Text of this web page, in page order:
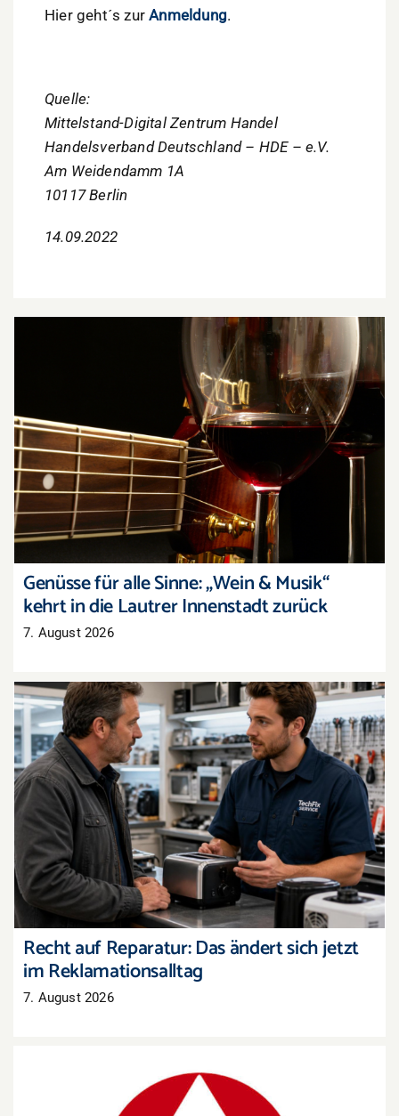
Hier geht´s zurAnmeldung.
Quelle:
Mittelstand-Digital Zentrum Handel
Handelsverband Deutschland – HDE – e.V.
Am Weidendamm 1A
10117 Berlin
14.09.2022
Genüsse für alle Sinne: „Wein & Musik“ kehrt in
die Lautrer Innenstadt zurück
Genüsse für alle Sinne: „Wein & Musik“
kehrt in die Lautrer Innenstadt zurück
7. August 2026
Recht auf Reparatur: Das ändert sich jetzt im
Reklamationsalltag
Recht auf Reparatur: Das ändert sich jetzt
im Reklamationsalltag
7. August 2026